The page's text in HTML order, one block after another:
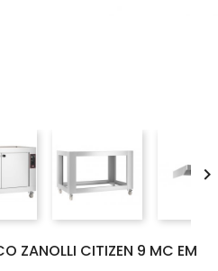

ZANOLLI CITIZEN 9 MC EM